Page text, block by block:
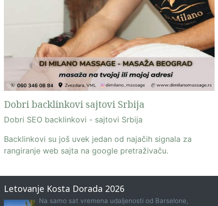
Dobri backlinkovi sajtovi Srbija
Dobri SEO backlinkovi - sajtovi Srbija
Backlinkovi su još uvek jedan od najačih signala za
rangiranje web sajta na google pretraživaču.
Letovanje Kosta Dorada 2026
Na samo sat vremena udaljenosti od Barselone,